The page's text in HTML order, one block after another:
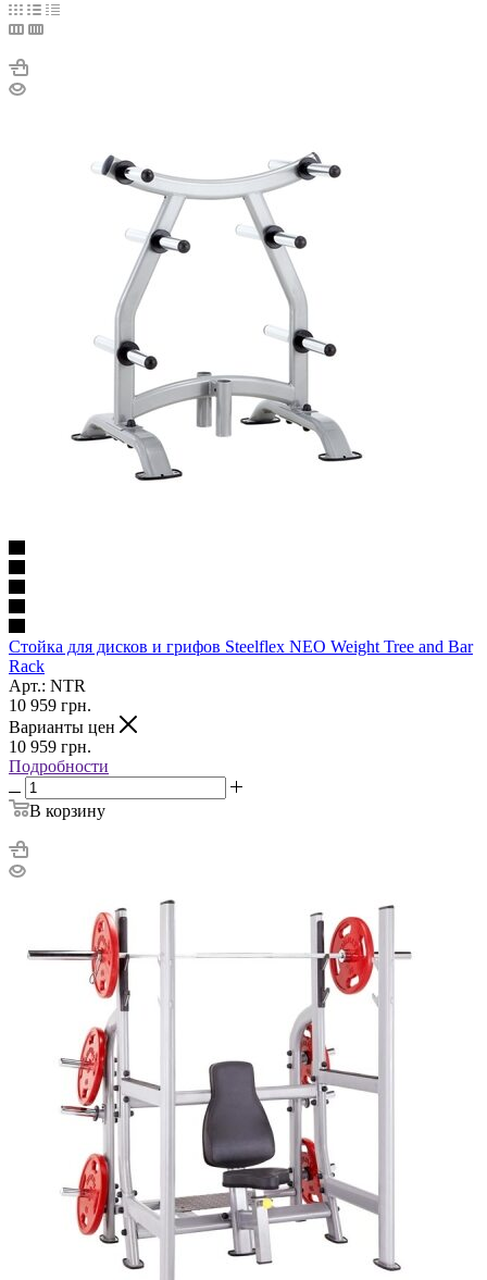
Стойка для дисков и грифов Steelflex NEO Weight Tree and Bar
Rack
Арт.: NTR
10 959 грн.
Варианты цен
10 959 грн.
Подробности
В корзину